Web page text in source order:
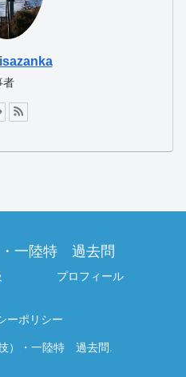
者
一陸特 過去問
プロフィール
ーポリシー
）・一陸特 過去問.